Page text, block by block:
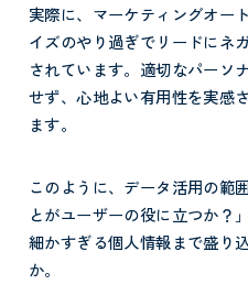
実際に、マーケティングオー
イズのやり過ぎでリードにネ
されています。適切なパーソ
せず、心地よい有用性を実感
ます。
このように、データ活用の範
とがユーザーの役に立つか？
細かすぎる個人情報まで盛り
か。